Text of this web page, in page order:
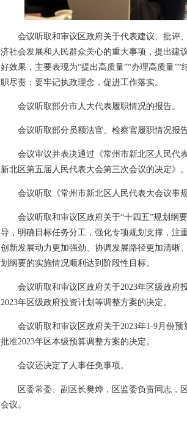
会议听取和审议区政府关于代表建议、批评
济社会发展和人民群众关心的重大事项，提出建
好效果，主要表现为“提出高质量”“办理高质量
职尽责；要牢记执政理念，促进工作落实。
会议听取部分市人大代表履职情况的报告。
会议听取部分员额法官、检察官履职情况报
会议审议并表决通过《常州市新北区人民代
新北区第五届人民代表大会第三次会议的决定》。
会议听取《常州市新北区人民代表大会议事
会议听取和审议区政府关于“十四五”规划纲
导，明确目标任务分工，强化专项规划支撑，注
创新发展动力更加强劲、协调发展路径更加清晰
划纲要的实施情况顺利达到阶段性目标。
会议听取和审议区政府关于2023年区级政府
2023年区级政府投资计划等调整方案的决定。
会议听取和审议区政府关于2023年1-9月份
批准2023年区本级预算调整方案的决定。
会议还决定了人事任免事项。
区委常委、副区长樊烨，区监委负责同志，
会议。